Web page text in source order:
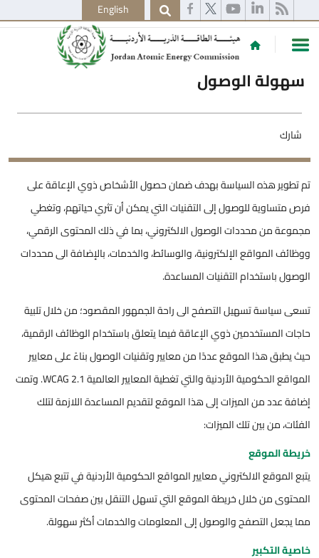
English
سهولة الوصول
شارك
تم تطوير هذه السياسة بهدف ضمان حصول الأشخاص ذوي الإعاقة على
فرص متساوية للوصول إلى التقنيات التي يمكن أن تثري حياتهم، وتغطي
مجموعة من محددات الوصول الالكتروني، بما في ذلك المحتوى الرقمي،
ووظائف المواقع الإلكترونية، والوسائط، والخدمات، بالإضافة الى محددات
الوصول باستخدام التقنيات المساعدة.
تسعى سياسة تسهيل التصفح الى راحة الجمهور المقصود؛ من خلال تلبية
حاجات المستخدمين ذوي الإعاقة فيما يتعلق باستخدام الوظائف الرقمية،
حيث يطبق هذا الموقع عددًا من معايير وتقنيات الوصول بناءً على معايير
المواقع الحكومية الأردنية والتي تغطية المعايير العالمية WCAG 2.1. وتمت
إضافة عدد من الميزات إلى هذا الموقع لتقديم المساعدة اللازمة لتلك
الفئات، من بين تلك الميزات:
خريطة الموقع
يتبع الموقع الالكتروني معايير المواقع الحكومية الأردنية في تتبع هيكل
المحتوى من خلال خريطة الموقع التي تسهل التنقل بين صفحات المحتوى
مما يجعل التصفح والوصول إلى المعلومات والخدمات أكثر سهولة.
خاصية التكبير